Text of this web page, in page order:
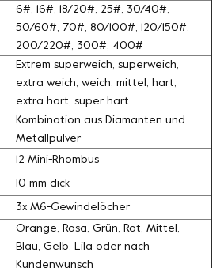
6#, 16#, 18/20#, 25#, 30/40#,
50/60#, 70#, 80/100#, 120/150#,
200/220#, 300#, 400#
Extrem superweich, superweich,
extra weich, weich, mittel, hart,
extra hart, super hart
Kombination aus Diamanten und
Metallpulver
12 Mini-Rhombus
10 mm dick
3x M6-Gewindelöcher
Orange, Rosa, Grün, Rot, Mittel,
Blau, Gelb, Lila oder nach
Kundenwunsch